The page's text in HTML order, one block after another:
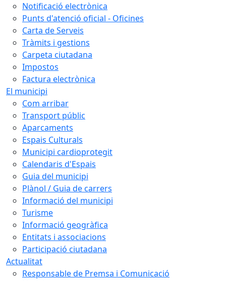
Notificació electrònica
Punts d'atenció oficial - Oficines
Carta de Serveis
Tràmits i gestions
Carpeta ciutadana
Impostos
Factura electrònica
El municipi
Com arribar
Transport públic
Aparcaments
Espais Culturals
Municipi cardioprotegit
Calendaris d'Espais
Guia del municipi
Plànol / Guia de carrers
Informació del municipi
Turisme
Informació geogràfica
Entitats i associacions
Participació ciutadana
Actualitat
Responsable de Premsa i Comunicació